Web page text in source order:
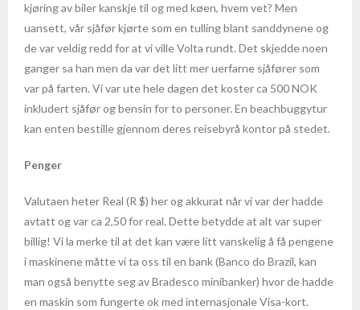
Seychellene
- Mahè
- Praslin
- Bangkok
- Cha-am
- Chiang Mai
- Hua Hin
kjøring av biler kanskje til og med køen, hvem vet? Men
uansett, vår sjåfør kjørte som en tulling blant sanddynene og
de var veldig redd for at vi ville Volta rundt. Det skjedde noen
ganger sa han men da var det litt mer uerfarne sjåfører som
var på farten. Vi var ute hele dagen det koster ca 500 NOK
inkludert sjåfør og bensin for to personer. En beachbuggytur
kan enten bestille gjennom deres reisebyrå kontor på stedet.
Penger
Valutaen heter Real (R $) her og akkurat når vi var der hadde
avtatt og var ca 2,50 for real. Dette betydde at alt var super
billig! Vi la merke til at det kan være litt vanskelig å få pengene
i maskinene måtte vi ta oss til en bank (Banco do Brazil, kan
man også benytte seg av Bradesco minibanker) hvor de hadde
en maskin som fungerte ok med internasjonale Visa-kort.